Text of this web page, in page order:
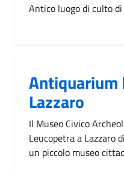
Antico luogo di culto
Antiquarium
Lazzaro
Il Museo Civico
Leucopetra a Lazzaro
un piccolo museo